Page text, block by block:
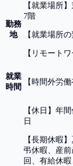
勤務
地
【 就業場所】
7階
【 就業場所
【 リモートワ
就業
時間
【 時間外労
【休日 】 年間
日
【長期休暇 】
弔休暇、産
回、有給休